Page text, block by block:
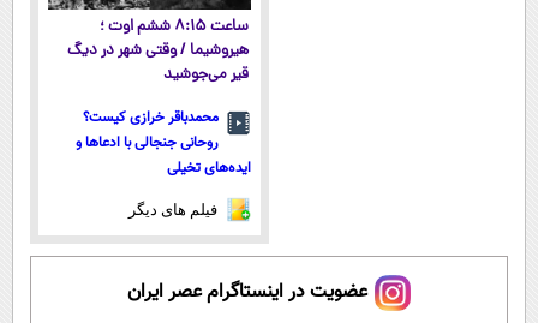
ساعت ۸:۱۵ ششم اوت ؛
هیروشیما / وقتی شهر در دیگ
قیر می‌جوشید
محمدباقر خرازی کیست؟
روحانی جنجالی با ادعاها و
ایده‌های تخیلی
فیلم های دیگر
عضویت در اینستاگرام عصر ایران